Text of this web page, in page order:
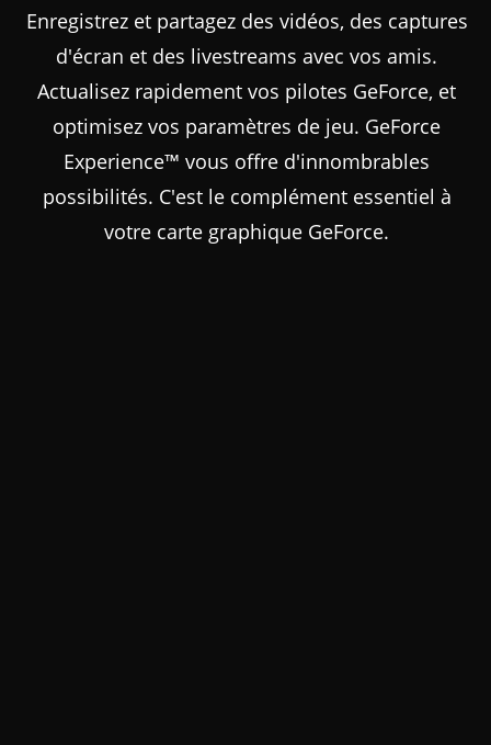
Enregistrez et partagez des vidéos, des captures
d'écran et des livestreams avec vos amis.
Actualisez rapidement vos pilotes GeForce, et
optimisez vos paramètres de jeu. GeForce
Experience™ vous offre d'innombrables
possibilités. C'est le complément essentiel à
votre carte graphique GeForce.